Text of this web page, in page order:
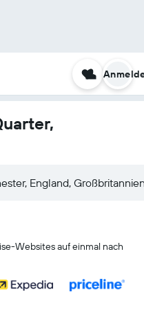
England,
Websites auf einmal nach